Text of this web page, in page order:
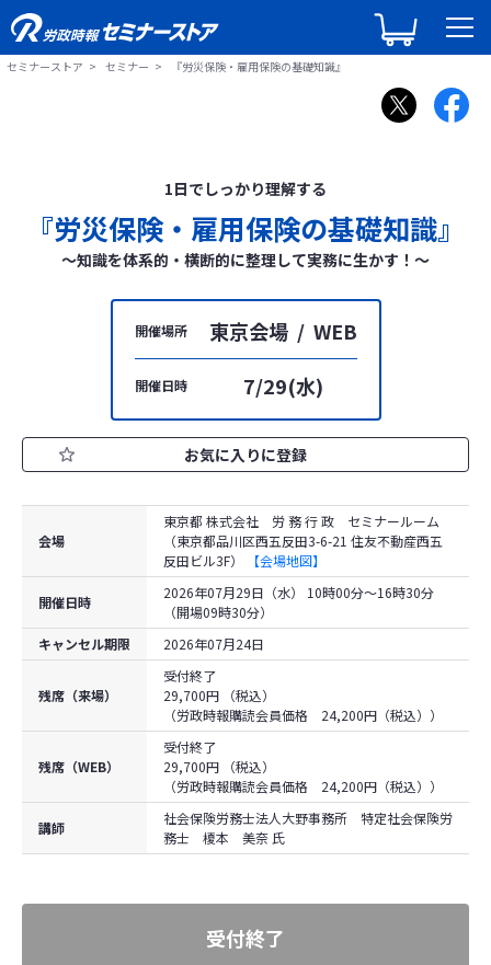
セミナーストア セミナー 『労災保険・雇用保険の基礎知識』
1日でしっかり理解する
『労災保険・雇用保険の基礎知識』
～知識を体系的・横断的に整理して実務に生かす！～
開催場所 東京会場 / WEB
開催日時 7/29(水)
お気に入りに登録
会場
東京都 株式会社 労 務 行 政 セミナールーム
（東京都品川区西五反田3-6-21 住友不動産西五
反田ビル3F）
【会場地図】
開催日時
2026年07月29日（水） 10時00分～16時30分
（開場09時30分）
キャンセル期限
2026年07月24日
残席（来場）
受付終了
29,700円 （税込）
（労政時報購読会員価格 24,200円（税込））
残席（WEB）
受付終了
29,700円 （税込）
（労政時報購読会員価格 24,200円（税込））
講師
社会保険労務士法人大野事務所 特定社会保険労
務士 榎本 美奈 氏
受付終了